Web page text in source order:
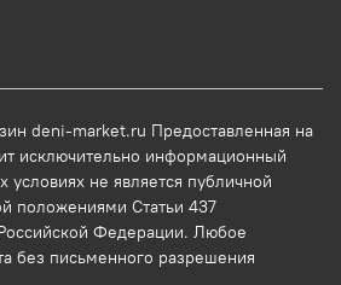
deni-market.ru Предоставленная на
исключительно информационный
условиях не является публичной
положениями Статьи 437
Федерации. Любое
без письменного разрешения